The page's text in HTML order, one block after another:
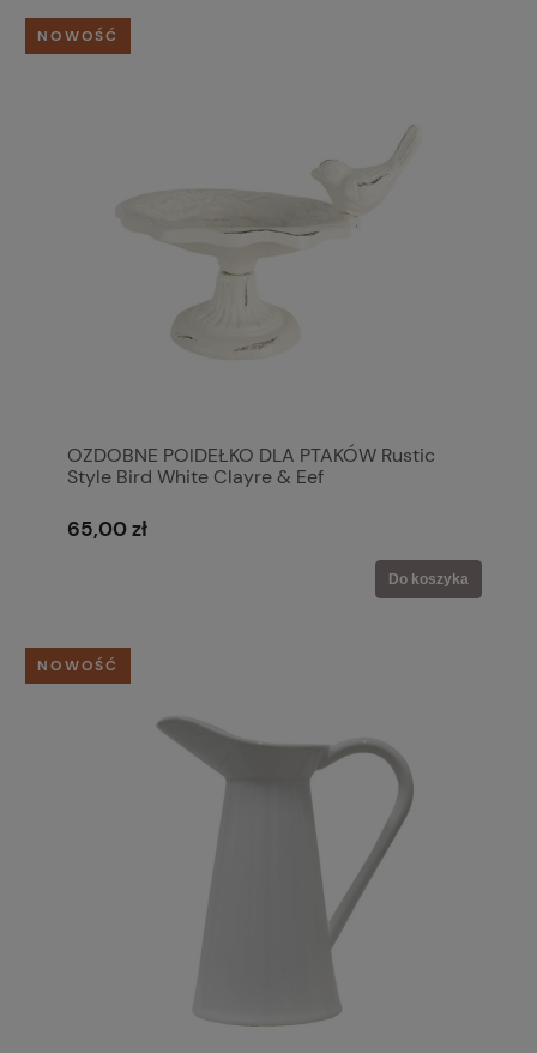
OZDOBNE POIDEŁKO DLA PTAKÓW Rustic
Style Bird White Clayre & Eef
65,00 zł
Do koszyka
NOWOŚĆ
NOWOŚĆ